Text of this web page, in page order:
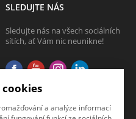
SLEDUJTE NÁS
Sledujte nás na všech sociálních
sítích, ať Vám nic neunikne!
a analýze informací